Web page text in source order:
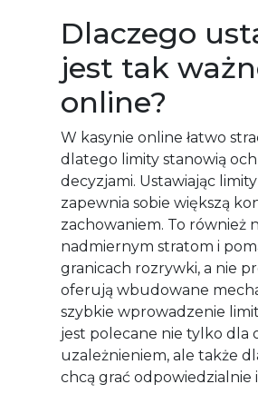
Dlaczego
jest tak
online?
W kasynie online łatwo
dlatego limity stanowią
decyzjami. Ustawiając
zapewnia sobie większą
zachowaniem. To również
nadmiernym stratom i
granicach rozrywki, a nie
oferują wbudowane
szybkie wprowadzenie
jest polecane nie tylko dla
uzależnieniem, ale także
chcą grać odpowiedzialnie